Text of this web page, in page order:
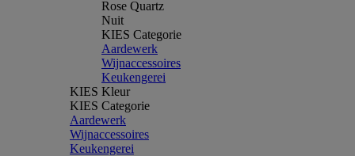
Rose Quartz
Nuit
KIES Categorie
Aardewerk
Wijnaccessoires
Keukengerei
KIES Kleur
KIES Categorie
Aardewerk
Wijnaccessoires
Keukengerei